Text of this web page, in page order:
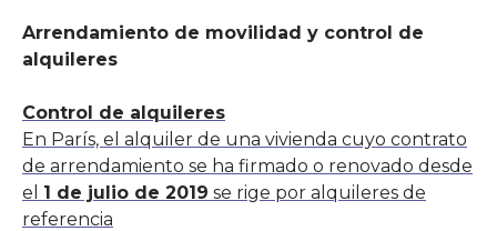
Arrendamiento de movilidad y control de
alquileres
Control de alquileres
En París, el alquiler de una vivienda cuyo contrato
de arrendamiento se ha firmado o renovado desde
el 1 de julio de 2019 se rige por alquileres de
referencia